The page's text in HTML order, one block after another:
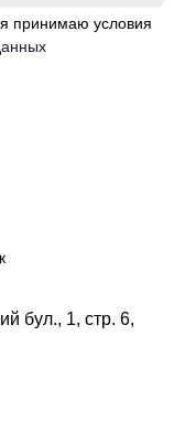
принимаю условия
бул., 1, стр. 6,